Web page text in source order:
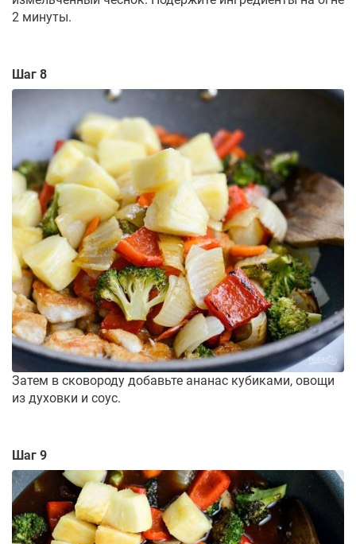
2 минуты.
Шаг 8
Затем в сковороду добавьте ананас кубиками, овощи
из духовки и соус.
Шаг 9